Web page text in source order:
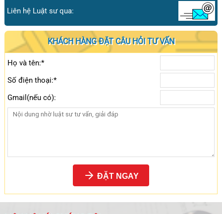
Liên hệ Luật sư qua:
KHÁCH HÀNG ĐẶT CÂU HỎI TƯ VẤN
Họ và tên:*
Số điện thoại:*
Gmail(nếu có):
ĐẶT NGAY